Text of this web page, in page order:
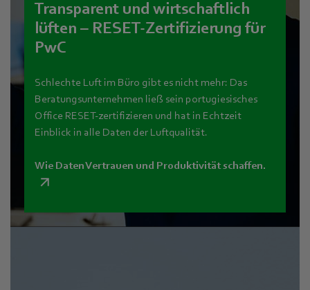
Transparent und wirtschaftlich
lüften – RESET-Zertifizierung für
PwC
Schlechte Luft im Büro gibt es nicht mehr: Das
Beratungsunternehmen ließ sein portugiesisches
Office RESET-zertifizieren und hat in Echtzeit
Einblick in alle Daten der Luftqualität.
Wie Daten Vertrauen und Produktivität schaffen.